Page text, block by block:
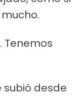
Tenemos
subió desde